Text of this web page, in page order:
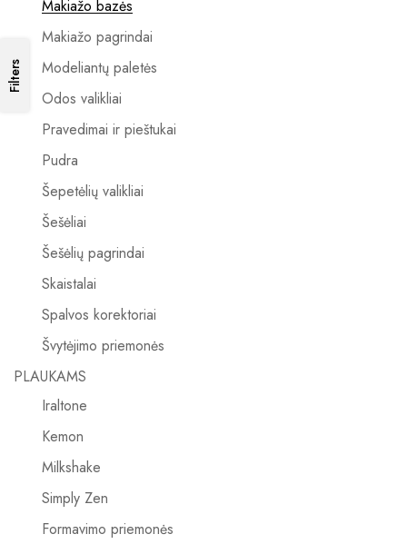
Makiažo bazės
Makiažo pagrindai
Modeliantų paletės
Odos valikliai
Pravedimai ir pieštukai
Pudra
Šepetėlių valikliai
Šešėliai
Šešėlių pagrindai
Skaistalai
Spalvos korektoriai
Švytėjimo priemonės
PLAUKAMS
Iraltone
Kemon
Milkshake
Simply Zen
Formavimo priemonės
Filters